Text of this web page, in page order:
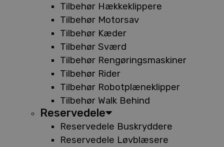
Tilbehør Hækkeklippere
Tilbehør Motorsav
Tilbehør Kæder
Tilbehør Sværd
Tilbehør Rengøringsmaskiner
Tilbehør Rider
Tilbehør Robotplæneklipper
Tilbehør Walk Behind
Reservedele
Reservedele Buskryddere
Reservedele Løvblæsere